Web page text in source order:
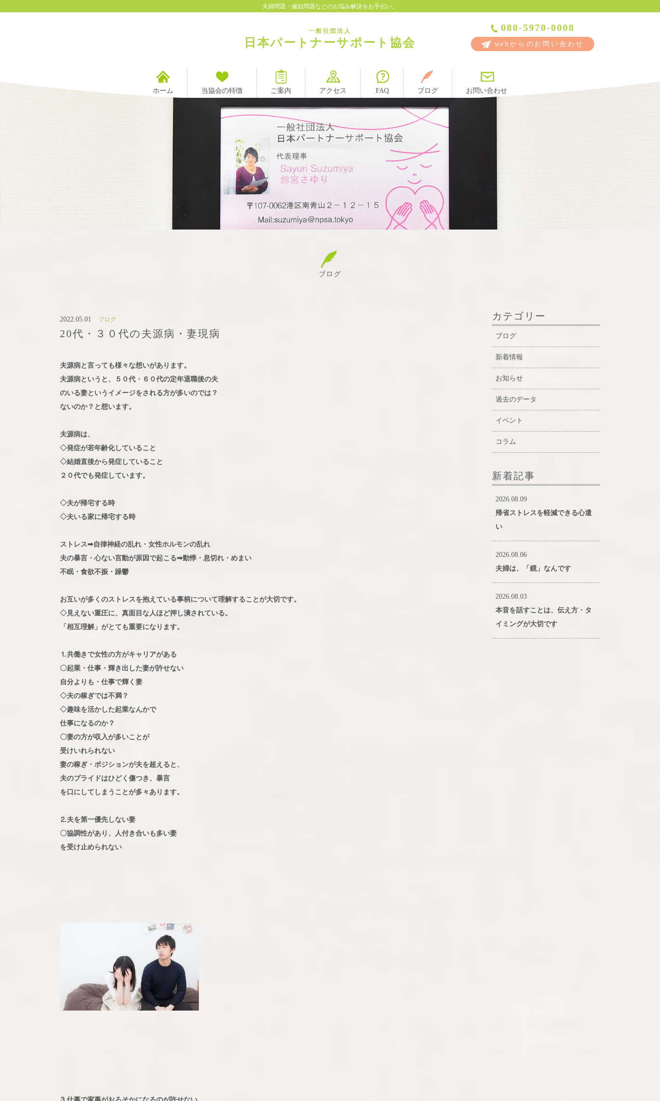
夫婦問題・嫁姑問題などのお悩み解決をお手伝い。
一般社団法人
日本パートナーサポート協会
080-5970-0008
webからのお問い合わせ
ホーム 当協会の特徴 ご案内 アクセス FAQ ブログ お問い合わせ
ブログ
2022.05.01 ブログ
20代・３０代の夫源病・妻現病
夫源病と言っても様々な想いがあります。
夫源病というと、５０代・６０代の定年退職後の夫
のいる妻というイメージをされる方が多いのでは？
ないのか？と想います。
夫源病は、
◇発症が若年齢化していること
◇結婚直後から発症していること
２０代でも発症しています。
◇夫が帰宅する時
◇夫いる家に帰宅する時
ストレス➡自律神経の乱れ・女性ホルモンの乱れ
夫の暴言・心ない言動が原因で起こる➡動悸・息切れ・めまい
不眠・食欲不振・躁鬱
お互いが多くのストレスを抱えている事柄について理解することが大切です。
◇見えない重圧に、真面目な人ほど押し潰されている。
「相互理解」がとても重要になります。
⒈共働きで女性の方がキャリアがある
〇起業・仕事・輝き出した妻が許せない
自分よりも・仕事で輝く妻
◇夫の稼ぎでは不満？
◇趣味を活かした起業なんかで
仕事になるのか？
〇妻の方が収入が多いことが
受けいれられない
妻の稼ぎ・ポジションが夫を超えると、
夫のプライドはひどく傷つき、暴言
を口にしてしまうことが多々あります。
⒉夫を第一優先しない妻
〇協調性があり、人付き合いも多い妻
を受け止められない
カテゴリー
ブログ
新着情報
お知らせ
過去のデータ
イベント
コラム
新着記事
2026.08.09
帰省ストレスを軽減できる心遣
い
2026.08.06
夫婦は、「鏡」なんです
2026.08.03
本音を話すことは、伝え方・タ
イミングが大切です